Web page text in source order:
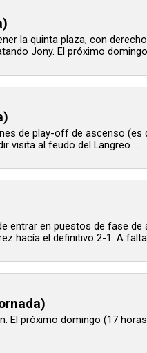
la quinta plaza, con
Jony. El próximo
de play-off de ascenso
visita al feudo del Langreo. ...
entrar en puestos de fase
hacía el definitivo 2-1. A
El próximo domingo (17